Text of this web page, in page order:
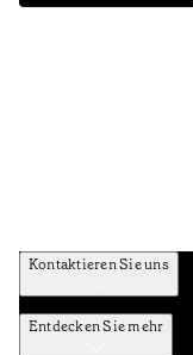
Kontaktieren Sie uns
Entdecken Sie mehr